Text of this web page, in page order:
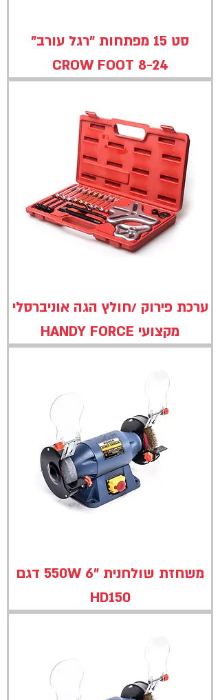
סט 15 מפתחות "רגל עורב"
CROW FOOT 8-24
ערכת פירוק /חולץ הגה אוניברסלי
מקצועי HANDY FORCE
משחזת שולחנית "550W 6 דגם
HD150